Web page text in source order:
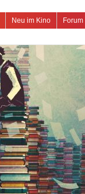
Forum
Neu im Kino